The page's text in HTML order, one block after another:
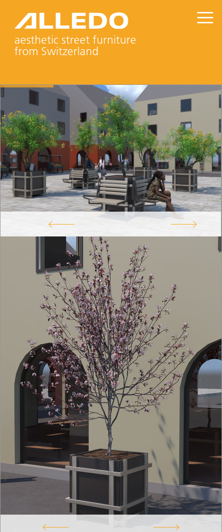
aesthetic street furniture
from Switzerland